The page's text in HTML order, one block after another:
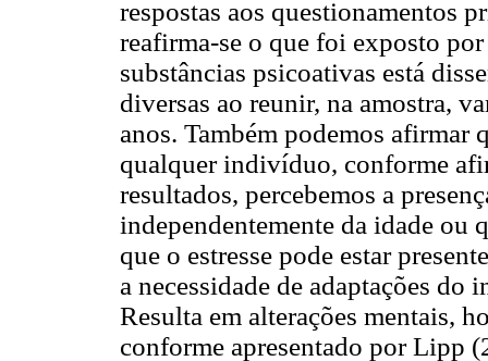
respostas aos questionamentos
reafirma-se o que foi exposto
substâncias psicoativas está
diversas ao reunir, na amostra,
anos. Também podemos afirmar
qualquer indivíduo, conforme
resultados, percebemos a
independentemente da idade ou
que o estresse pode estar
a necessidade de adaptações
Resulta em alterações mentais,
conforme apresentado por Lipp